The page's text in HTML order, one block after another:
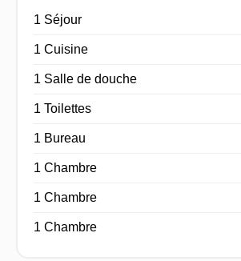
1 Séjour
1 Cuisine
1 Salle de douche
1 Toilettes
1 Bureau
1 Chambre
1 Chambre
1 Chambre